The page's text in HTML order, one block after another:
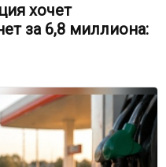
хочет
за 6,8 миллиона: